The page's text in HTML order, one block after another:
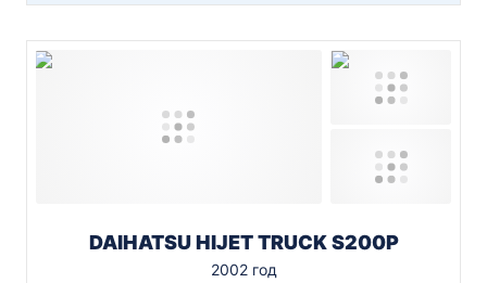
DAIHATSU HIJET TRUCK S200P
2002 год